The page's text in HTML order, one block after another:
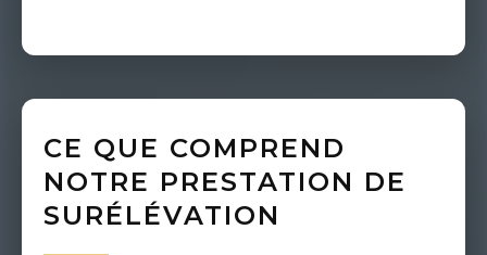
CE QUE COMPREND
NOTRE PRESTATION DE
SURÉLÉVATION